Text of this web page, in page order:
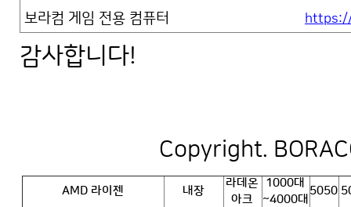
보라컴 게임 전용 컴퓨터
감사합니다!
Copyright.
AMD 라이젠 내장
라데온
아크
1000대
~4000대
5050